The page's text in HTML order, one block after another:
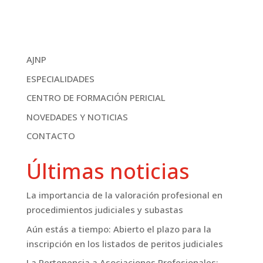
AJNP
ESPECIALIDADES
CENTRO DE FORMACIÓN PERICIAL
NOVEDADES Y NOTICIAS
CONTACTO
Últimas noticias
La importancia de la valoración profesional en
procedimientos judiciales y subastas
Aún estás a tiempo: Abierto el plazo para la
inscripción en los listados de peritos judiciales